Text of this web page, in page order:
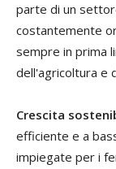
parte di un
costantemente
sempre in prima
dell'agricoltura e
Crescita
efficiente e a
impiegate per i